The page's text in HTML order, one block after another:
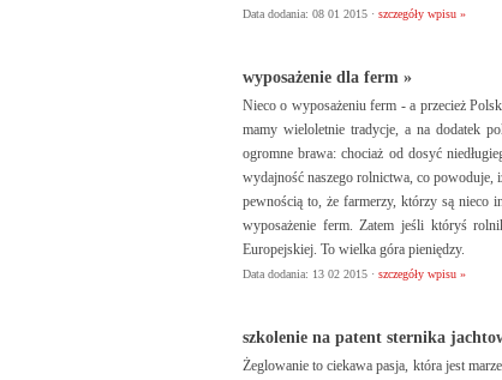
Data dodania: 08 01 2015 · szczegóły wpisu »
wyposażenie dla ferm »
Nieco o wyposażeniu ferm - a przecież
mamy wieloletnie tradycje, a na dodatek
ogromne brawa: chociaż od dosyć
wydajność naszego rolnictwa, co powoduje,
pewnością to, że farmerzy, którzy są nieco
wyposażenie ferm. Zatem jeśli któryś
Europejskiej. To wielka góra pieniędzy.
Data dodania: 13 02 2015 · szczegóły wpisu »
szkolenie na patent sternika
Żeglowanie to ciekawa pasja, która jest